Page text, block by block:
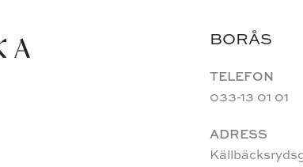
BORÅS
TELEFON
033-13 01 01
ADRESS